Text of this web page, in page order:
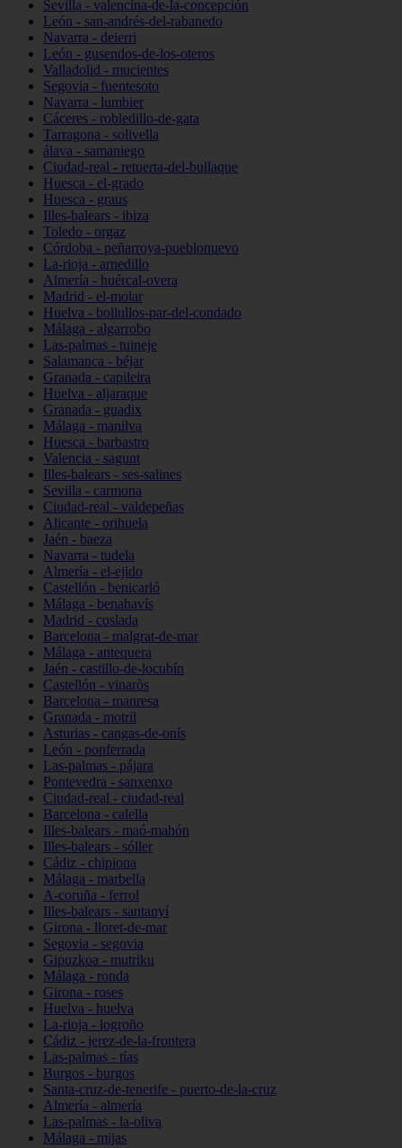
Sevilla - valencina-de-la-concepción
León - san-andrés-del-rabanedo
Navarra - deierri
León - gusendos-de-los-oteros
Valladolid - mucientes
Segovia - fuentesoto
Navarra - lumbier
Cáceres - robledillo-de-gata
Tarragona - solivella
álava - samaniego
Ciudad-real - retuerta-del-bullaque
Huesca - el-grado
Huesca - graus
Illes-balears - ibiza
Toledo - orgaz
Córdoba - peñarroya-pueblonuevo
La-rioja - arnedillo
Almería - huércal-overa
Madrid - el-molar
Huelva - bollullos-par-del-condado
Málaga - algarrobo
Las-palmas - tuineje
Salamanca - béjar
Granada - capileira
Huelva - aljaraque
Granada - guadix
Málaga - manilva
Huesca - barbastro
Valencia - sagunt
Illes-balears - ses-salines
Sevilla - carmona
Ciudad-real - valdepeñas
Alicante - orihuela
Jaén - baeza
Navarra - tudela
Almería - el-ejido
Castellón - benicarló
Málaga - benahavís
Madrid - coslada
Barcelona - malgrat-de-mar
Málaga - antequera
Jaén - castillo-de-locubín
Castellón - vinaròs
Barcelona - manresa
Granada - motril
Asturias - cangas-de-onís
León - ponferrada
Las-palmas - pájara
Pontevedra - sanxenxo
Ciudad-real - ciudad-real
Barcelona - calella
Illes-balears - maó-mahón
Illes-balears - sóller
Cádiz - chipiona
Málaga - marbella
A-coruña - ferrol
Illes-balears - santanyí
Girona - lloret-de-mar
Segovia - segovia
Gipuzkoa - mutriku
Málaga - ronda
Girona - roses
Huelva - huelva
La-rioja - logroño
Cádiz - jerez-de-la-frontera
Las-palmas - tías
Burgos - burgos
Santa-cruz-de-tenerife - puerto-de-la-cruz
Almería - almería
Las-palmas - la-oliva
Málaga - mijas